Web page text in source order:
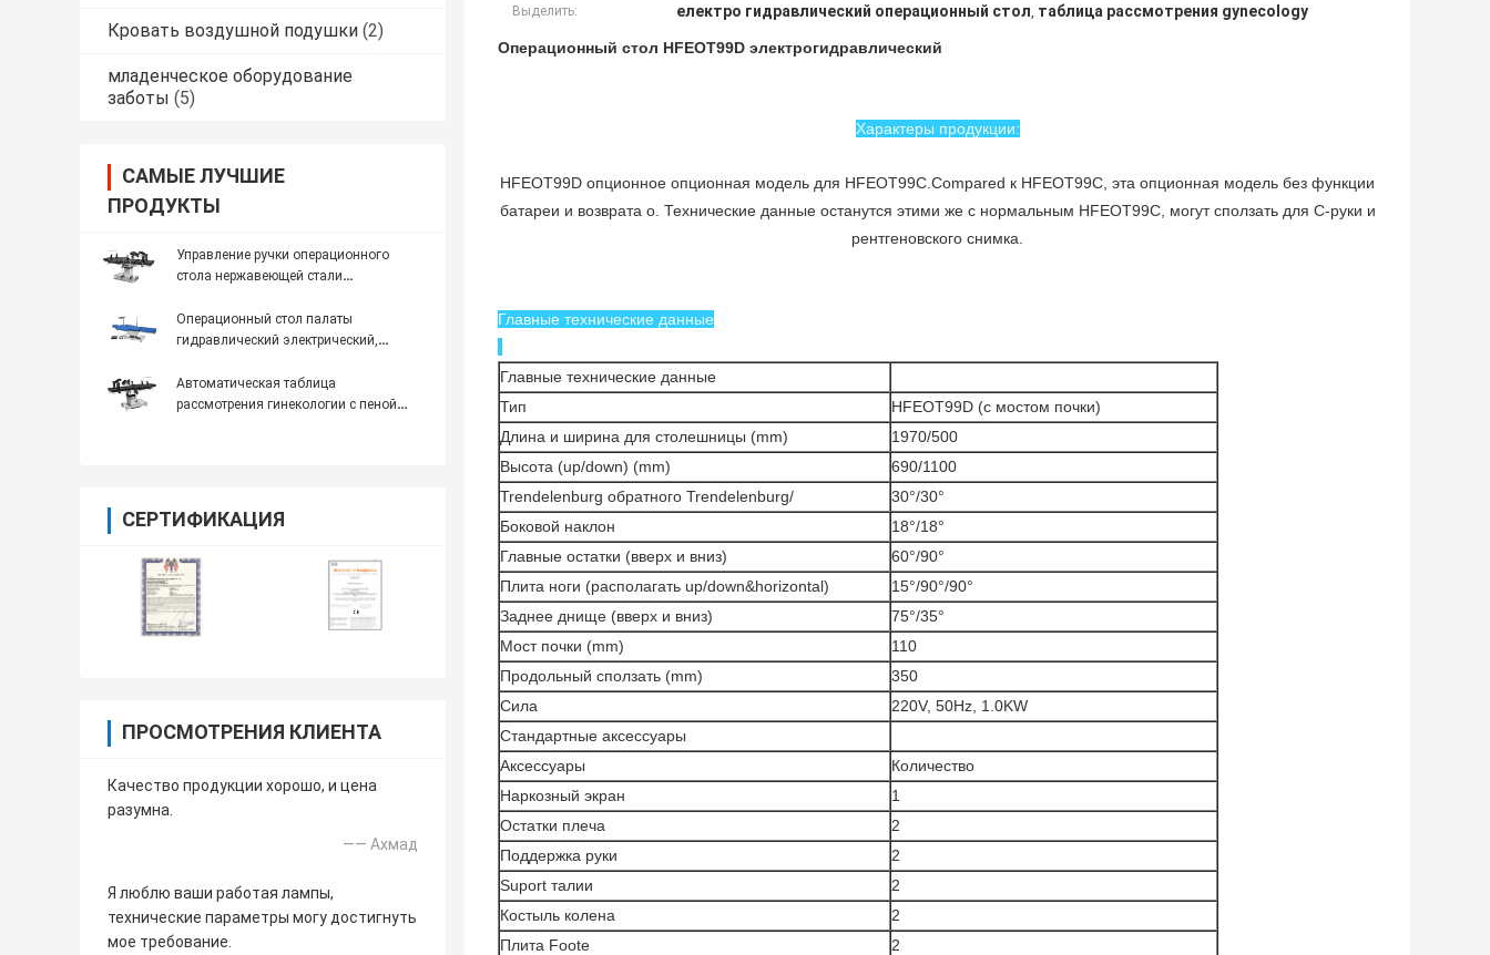
Кровать воздушной подушки (2)
младенческое оборудование
заботы (5)
САМЫЕ ЛУЧШИЕ
ПРОДУКТЫ
Управление ручки операционного
стола нержавеющей стали
медицинской пользы луча кс
Операционный стол палаты
гидравлический электрический,
Автоматическая таблица
рассмотрения гинекологии с пеной
СЕРТИФИКАЦИЯ
ПРОСМОТРЕНИЯ КЛИЕНТА
Качество продукции хорошо, и цена
разумна.
—— Ахмад
Я люблю ваши работая лампы,
технические параметры могу достигнуть
мое требование.
Выделить: електро гидравлический операционный стол таблица рассмотрения gynecology
Операционный стол HFEOT99D электрогидравлический
Характеры продукции:
HFEOT99D опционное опционная модель для HFEOT99C.Compared к HFEOT99C, эта опционная модель без функции
батареи и возврата o. Технические данные останутся этими же с нормальным HFEOT99C, могут сползать для C-руки и
рентгеновского снимка.
Главные технические данные
Главные технические данные
Тип
HFEOT99D (с мостом почки)
Длина и ширина для столешницы (mm)
1970/500
Высота (up/down) (mm)
690/1100
Trendelenburg обратного Trendelenburg/
30°/30°
Боковой наклон
18°/18°
Главные остатки (вверх и вниз)
60°/90°
Плита ноги (располагать up/down&horizontal)
15°/90°/90°
Заднее днище (вверх и вниз)
75°/35°
Мост почки (mm)
110
Продольный сползать (mm)
350
Сила
220V, 50Hz, 1.0KW
Стандартные аксессуары
Аксессуары
Количество
Наркозный экран
1
Остатки плеча
2
Поддержка руки
2
Suport талии
2
Костыль колена
2
Плита Foote
2